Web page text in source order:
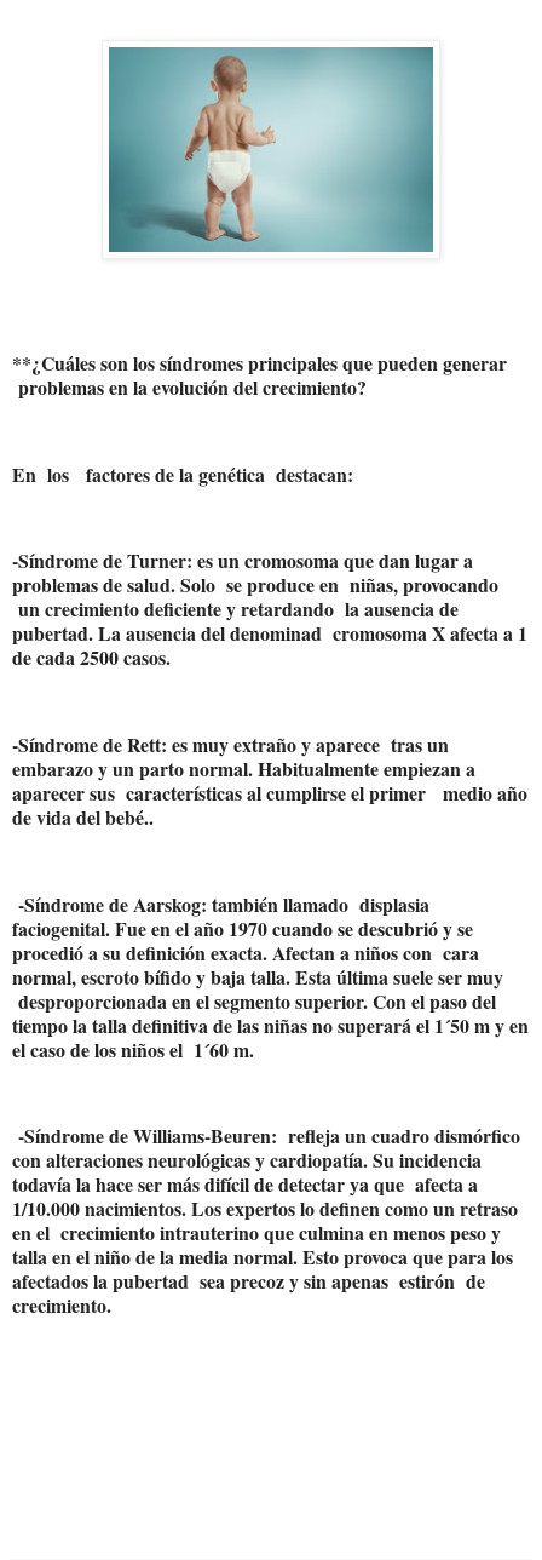
**¿Cuáles son los síndromes principales que pueden generar
problemas en la evolución del crecimiento?
En los factores de la genética destacan:
-Síndrome de Turner: es un cromosoma que dan lugar a
problemas de salud. Solo se produce en niñas, provocando
un crecimiento deficiente y retardando la ausencia de
pubertad. La ausencia del denominad cromosoma X afecta a 1
de cada 2500 casos.
-Síndrome de Rett: es muy extraño y aparece tras un
embarazo y un parto normal. Habitualmente empiezan a
aparecer sus características al cumplirse el primer
medio año
de vida del bebé..
-Síndrome de Aarskog: también llamado displasia
faciogenital. Fue en el año 1970 cuando se descubrió y se
procedió a su definición exacta. Afectan a niños con cara
normal, escroto bífido y baja talla. Esta última suele ser muy
desproporcionada en el segmento superior. Con el paso del
tiempo la talla definitiva de las niñas no superará el 1´50 m y en
el caso de los niños el 1´60 m.
-Síndrome de Williams-Beuren: refleja un cuadro dismórfico
con alteraciones neurológicas y cardiopatía. Su incidencia
todavía la hace ser más difícil de detectar ya que afecta a
1/10.000 nacimientos. Los expertos lo definen como un retraso
en el crecimiento intrauterino que culmina en menos peso y
talla en el niño de la media normal. Esto provoca que para los
afectados la pubertad sea precoz y sin apenas estirón de
crecimiento.